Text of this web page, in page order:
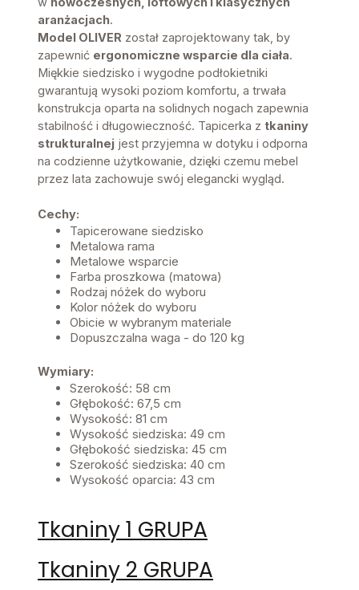
aranżacjach.
Model OLIVER został zaprojektowany tak, by
zapewnić ergonomiczne wsparcie dla ciała.
Miękkie siedzisko i wygodne podłokietniki
gwarantują wysoki poziom komfortu, a trwała
konstrukcja oparta na solidnych nogach zapewnia
stabilność i długowieczność. Tapicerka z tkaniny
strukturalnej jest przyjemna w dotyku i odporna
na codzienne użytkowanie, dzięki czemu mebel
przez lata zachowuje swój elegancki wygląd.
Cechy:
Tapicerowane siedzisko
Metalowa rama
Metalowe wsparcie
Farba proszkowa (matowa)
Rodzaj nóżek do wyboru
Kolor nóżek do wyboru
Obicie w wybranym materiale
Dopuszczalna waga - do 120 kg
Wymiary:
Szerokość: 58 cm
Głębokość: 67,5 cm
Wysokość: 81 cm
Wysokość siedziska: 49 cm
Głębokość siedziska: 45 cm
Szerokość siedziska: 40 cm
Wysokość oparcia: 43 cm
Tkaniny 1 GRUPA
Tkaniny 2 GRUPA